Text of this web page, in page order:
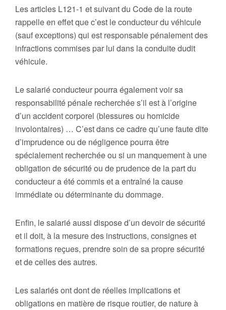
Les articles L121-1 et suivant du Code de la route
rappelle en effet que c’est le conducteur du véhicule
(sauf exceptions) qui est responsable pénalement des
infractions commises par lui dans la conduite dudit
véhicule.
Le salarié conducteur pourra également voir sa
responsabilité pénale recherchée s’il est à l’origine
d’un accident corporel (blessures ou homicide
involontaires) … C’est dans ce cadre qu’une faute dite
d’imprudence ou de négligence pourra être
spécialement recherchée ou si un manquement à une
obligation de sécurité ou de prudence de la part du
conducteur a été commis et a entraîné la cause
immédiate ou déterminante du dommage.
Enfin, le salarié aussi dispose d’un devoir de sécurité
et il doit, à la mesure des instructions, consignes et
formations reçues, prendre soin de sa propre sécurité
et de celles des autres.
Les salariés ont dont de réelles implications et
obligations en matière de risque routier, de nature à